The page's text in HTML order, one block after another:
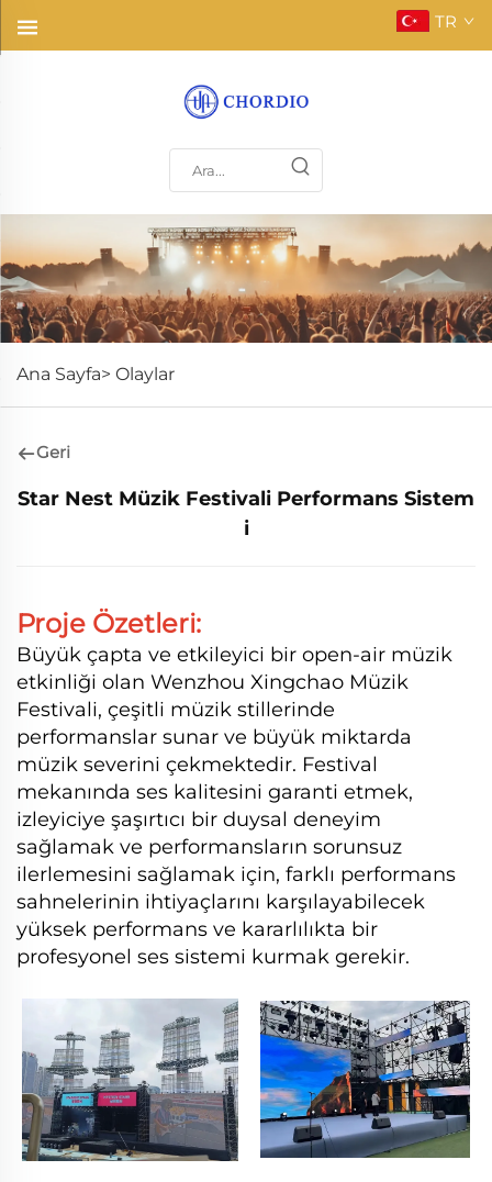
TR
Ana Sayfa> Olaylar
Geri
Star Nest Müzik Festivali Performans Sistem
i
Proje Özetleri:
Büyük çapta ve etkileyici bir open-air müzik
etkinliği olan Wenzhou Xingchao Müzik
Festivali, çeşitli müzik stillerinde
performanslar sunar ve büyük miktarda
müzik severini çekmektedir. Festival
mekanında ses kalitesini garanti etmek,
izleyiciye şaşırtıcı bir duysal deneyim
sağlamak ve performansların sorunsuz
ilerlemesini sağlamak için, farklı performans
sahnelerinin ihtiyaçlarını karşılayabilecek
yüksek performans ve kararlılıkta bir
profesyonel ses sistemi kurmak gerekir.